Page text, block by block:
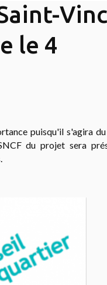
le 4
puisqu'il s'agira
du projet sera